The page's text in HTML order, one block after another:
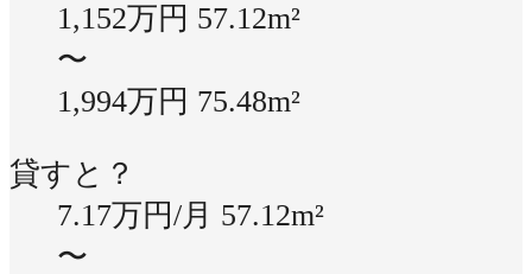
1,152万円 57.12m²
〜
1,994万円 75.48m²
貸すと？
7.17万円/月 57.12m²
〜